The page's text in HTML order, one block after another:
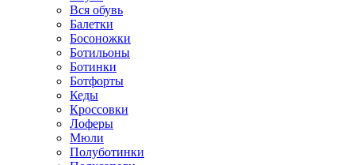
Вся обувь
Балетки
Босоножки
Ботильоны
Ботинки
Ботфорты
Кеды
Кроссовки
Лоферы
Мюли
Полуботинки